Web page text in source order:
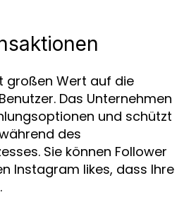
großen Wert auf die
Das Unternehmen
und schützt
des
Sie können Follower
Instagram likes, dass Ihre